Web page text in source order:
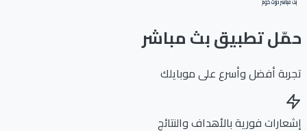
حمّل تطبيق بث مباشر
تجربة أفضل وأسرع على موبايلك
إشعارات فورية بالأهداف والنتائج